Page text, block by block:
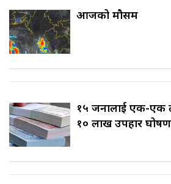
आजको मौसम
१५ जनालाई एक-एक
१० लाख उपहार